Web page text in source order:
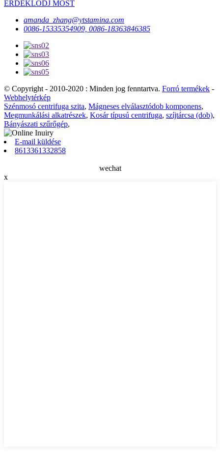
ÉRDEKLŐDJ MOST
amanda_zhang@ytstamina.com
0086-15335354909, 0086-18363846385
© Copyright - 2010-2020 : Minden jog fenntartva. Forró termékek -
Webhelytérkép
Szénmosó centrifuga szita, Mágneses elválasztódob komponens,
Megmunkálási alkatrészek, Kosár típusú centrifuga, szíjtárcsa (dob),
Bányászati ​​szűrőgép,
E-mail küldése
8613361332858
wechat
x